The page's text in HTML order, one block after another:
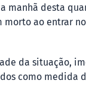
manhã desta
morto ao entrar
da situação,
como medida